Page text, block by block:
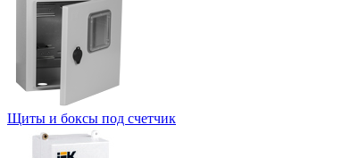
Щиты и боксы под счетчик